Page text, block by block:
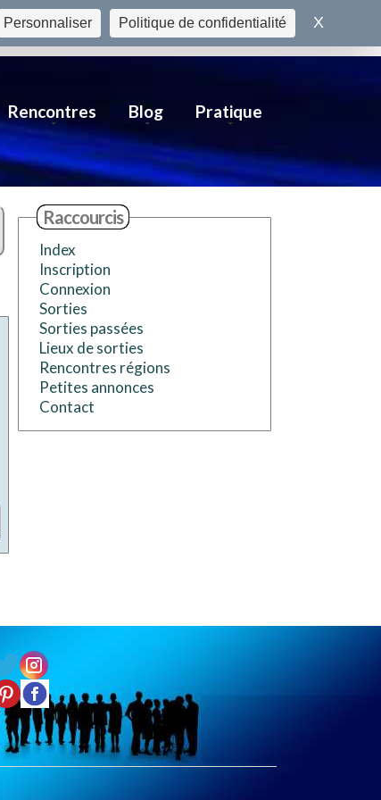
S'inscrire Se connecter
Rencontres Blog Pratique
Raccourcis
Index
Inscription
Connexion
Sorties
Sorties passées
Lieux de sorties
Rencontres régions
Petites annonces
Contact
Personnaliser Politique de confidentialité X